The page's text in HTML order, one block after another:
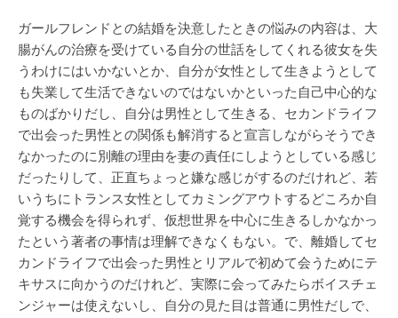
ガールフレンドとの結婚を決意したときの悩みの内容は、大
腸がんの治療を受けている自分の世話をしてくれる彼女を失
うわけにはいかないとか、自分が女性として生きようとして
も失業して生活できないのではないかといった自己中心的な
ものばかりだし、自分は男性として生きる、セカンドライフ
で出会った男性との関係も解消すると宣言しながらそうでき
なかったのに別離の理由を妻の責任にしようとしている感じ
だったりして、正直ちょっと嫌な感じがするのだけれど、若
いうちにトランス女性としてカミングアウトするどころか自
覚する機会を得られず、仮想世界を中心に生きるしかなかっ
たという著者の事情は理解できなくもない。で、離婚してセ
カンドライフで出会った男性とリアルで初めて会うためにテ
キサスに向かうのだけれど、実際に会ってみたらボイスチェ
ンジャーは使えないし、自分の見た目は普通に男性だしで、